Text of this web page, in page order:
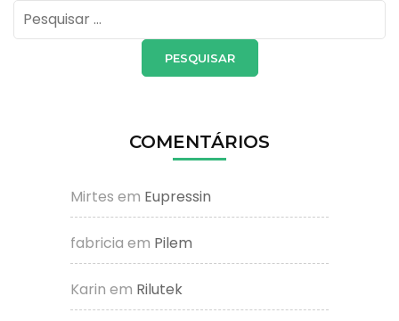
Pesquisar
por:
COMENTÁRIOS
Mirtes em Eupressin
fabricia em Pilem
Karin em Rilutek